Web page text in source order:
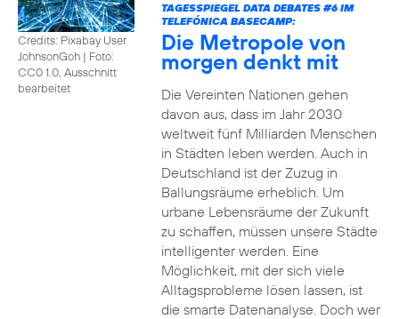
Credits: Pixabay User
JohnsonGoh | Foto:
CC0 1.0, Ausschnitt
bearbeitet
TAGESSPIEGEL DATA DEBATES #6IM
TELEFÓNICA BASECAMP:
Die Metropole von
morgen denkt mit
Die Vereinten Nationen gehen
davon aus, dass im Jahr 2030
weltweit fünf Milliarden Menschen
in Städten leben werden. Auch in
Deutschland ist der Zuzug in
Ballungsräume erheblich. Um
urbane Lebensräume der Zukunft
zu schaffen, müssen unsere Städte
intelligenter werden. Eine
Möglichkeit, mit der sich viele
Alltagsprobleme lösen lassen, ist
die smarte Datenanalyse. Doch wer